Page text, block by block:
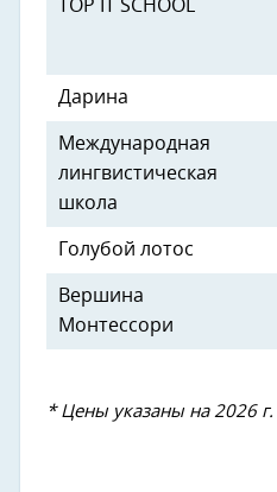
TOP IT SCHOOL
Дарина
Международная
лингвистическая
школа
Голубой лотос
Вершина
Монтессори
* Цены указаны на 2026 г.